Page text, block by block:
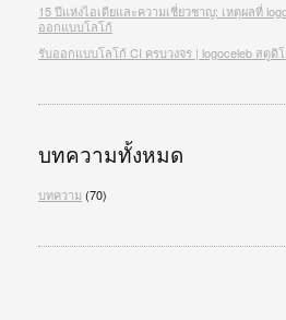
15 ปีแห่งไอเดียและความเชี่ยวชาญ: เหตุผลที่
ออกแบบโลโก้
รับออกแบบโลโก้ CI ครบวงจร | logoceleb สตู
บทความทั้งหมด
บทความ (70)